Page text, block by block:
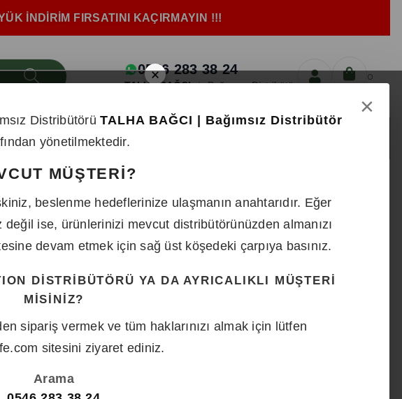
İNDİRİM FIRSATINI KAÇIRMAYIN !!!
0546 283 38 24
TALHA BAĞCI | Bağımsız Distribütör
0
Kişisel Bakım Shakerlar
Cr7 Su Matarası 500 ml
×
×
DistribütörüTALHA BAĞCI | Bağımsız Distribütör
yönetilmektedir.
MÜŞTERİ?
beslenme hedeflerinize ulaşmanın anahtarıdır. Eğer
ise, ürünlerinizi mevcut distribütörünüzden almanızı
devam etmek için sağ üst köşedeki çarpıya basınız.
DİSTRİBÜTÖRÜ YA DA AYRICALIKLI MÜŞTERİ
MİSİNİZ?
sipariş vermek ve tüm haklarınızı almak için lütfen
sitesini ziyaret ediniz.
Arama